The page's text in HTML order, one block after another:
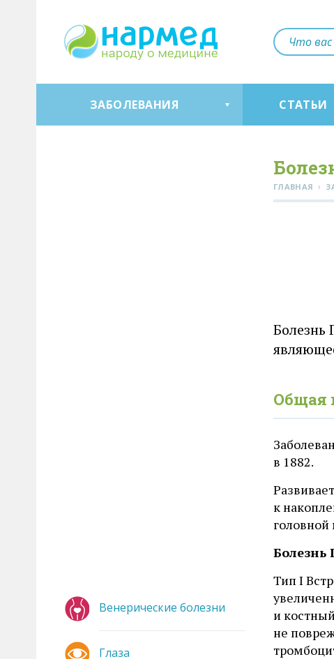
ЗАБОЛЕВАНИЯ СТАТЬИ
ГЛАВНАЯ ›
Болезнь
Общая
в 1882.
к
головной
Болезнь
Тип I
и
не
Венерические болезни
Глаза